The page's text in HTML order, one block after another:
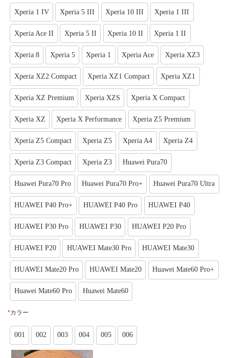
Xperia 1 IV Xperia 5 III Xperia 10 III Xperia 1 III
Xperia Ace II Xperia 5 II Xperia 10 II Xperia 1 II
Xperia 8 Xperia 5 Xperia 1 Xperia Ace Xperia XZ3
Xperia XZ2 Compact Xperia XZ1 Compact Xperia XZ1
Xperia XZ Premium Xperia XZS Xperia X Compact
Xperia XZ Xperia X Performance Xperia Z5 Premium
Xperia Z5 Compact Xperia Z5 Xperia A4 Xperia Z4
Xperia Z3 Compact Xperia Z3 Huawei Pura70
Huawei Pura70 Pro Huawei Pura70 Pro+ Huawei Pura70 Ultra
HUAWEI P40 Pro+ HUAWEI P40 Pro HUAWEI P40
HUAWEI P30 Pro HUAWEI P30 HUAWEI P20 Pro
HUAWEI P20 HUAWEI Mate30 Pro HUAWEI Mate30
HUAWEI Mate20 Pro HUAWEI Mate20 Huawei Mate60 Pro+
Huawei Mate60 Pro Huawei Mate60
*カラー
001 002 003 004 005 006